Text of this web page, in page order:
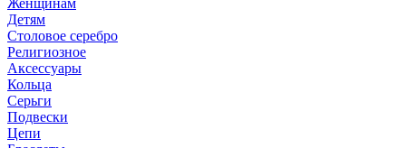
Женщинам
Детям
Столовое серебро
Религиозное
Аксессуары
Кольца
Серьги
Подвески
Цепи